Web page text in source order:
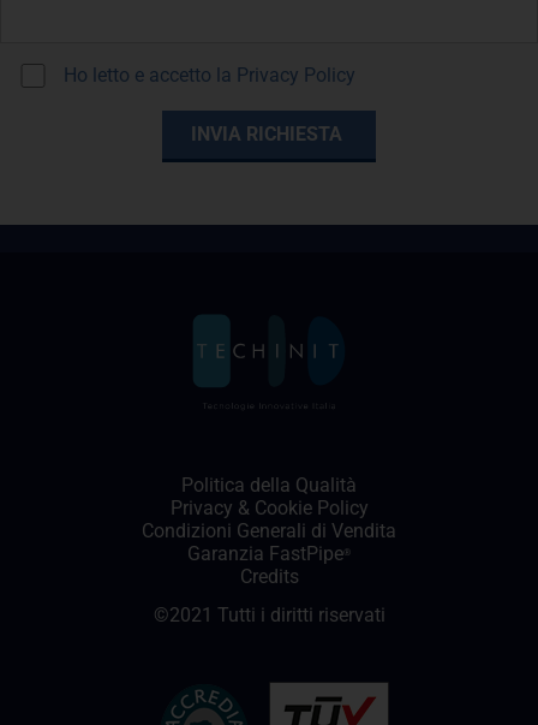
Ho letto e accetto la Privacy Policy
Politica della Qualità
Privacy & Cookie Policy
Condizioni Generali di Vendita
Garanzia FastPipe ®
Credits
©2021 Tutti i diritti riservati